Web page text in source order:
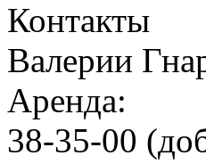
Контакты
Валерии
Аренда:
38-35-00